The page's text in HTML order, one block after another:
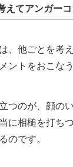
えてアンガー
、他ごとを考
ントをおこな
つのが、顔の
に相槌を打ち
のです。